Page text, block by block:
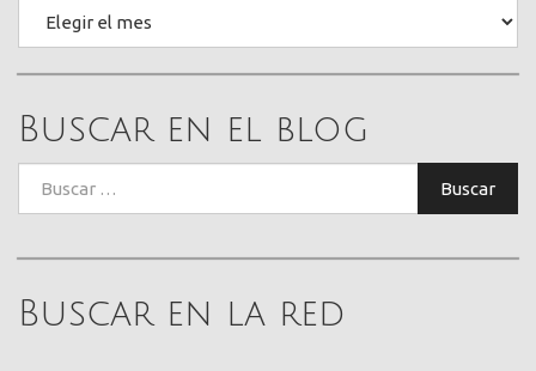
Buscar en el blog
Buscar
Buscar en la red